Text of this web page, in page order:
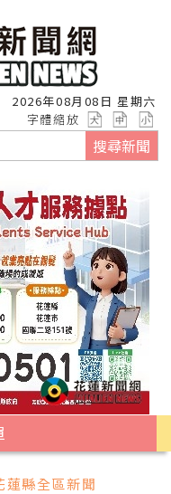
2026年08月08日 星期六
字體縮放
搜尋新聞
縣全區新聞